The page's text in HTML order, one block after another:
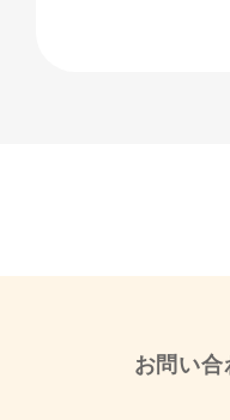
お問い